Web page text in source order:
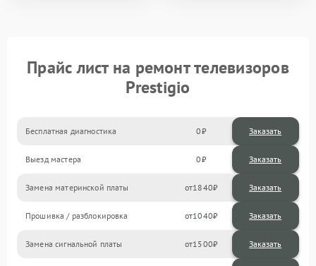
Прайс лист на ремонт телевизоров
Prestigio
Бесплатная диагностика 0 Заказать
Выезд мастера 0 Заказать
Замена материнской платы 1840
Прошивка / разблокировка 1040
Замена сигнальной платы 1500